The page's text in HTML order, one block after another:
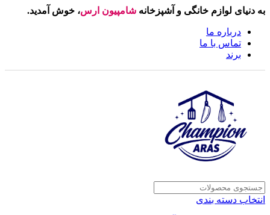
به دنیای لوازم خانگی و آشپزخانه شامپیون ارس، خوش آمدید.
درباره ما
تماس با ما
برند
انتخاب دسته بندی